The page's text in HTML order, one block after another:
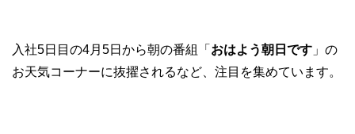
入社5日目の4月5日から朝の番組「 おはよう朝日です 」の
お天気コーナーに抜擢されるなど、注目を集めています。